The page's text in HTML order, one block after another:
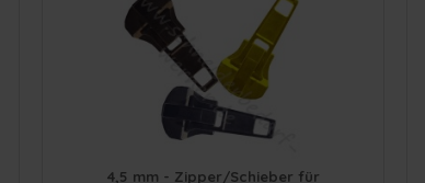
4,5 mm - Zipper/Schieber für